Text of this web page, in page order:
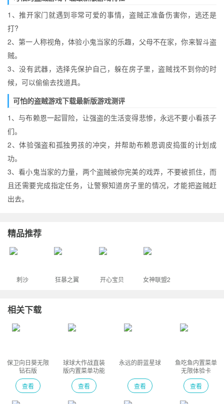
1、推开家门就遇到非常可爱的事情，盗贼正准备伤害你，逃还是
打?
2、第一人称视角，体验小鬼当家的乐趣，父母不在家，你来智斗盗
贼。
3、没有武器，选择先保护自己，躲在房子里，盗贼找不到你的时
候，可以偷偷去找道具。
可怕的盗贼游戏下载最新版游戏测评
1、与布赖恩一起冒险，让强盗的生活变得悲惨，永远不要小看孩子
们。
2、体验强盗和孤独男孩的冲突，并帮助布赖恩调皮捣蛋的计划成
功。
3、看小鬼当家的力量，两个盗贼被你完美的戏弄，不要被抓住，而
且还需要完成指定任务，让警察知道房子里的情况，才能把盗贼赶
出去。
精品推荐
刺沙 狂暴之翼 开心宝贝 女神联盟2
相关下载
保卫向日葵无限
钻石版
查看
球球大作战直装
版内置菜单功能
版
查看
永远的蔚蓝星球
查看
鱼吃鱼内置菜单
无限体验卡
查看